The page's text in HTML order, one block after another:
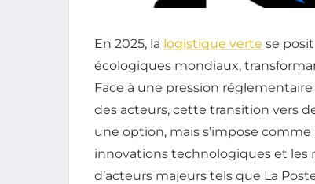
En 2025, la logistique verte se
écologiques mondiaux,
Face à une pression
des acteurs, cette transition vers
une option, mais s’impose
innovations technologiques et
d’acteurs majeurs tels que La